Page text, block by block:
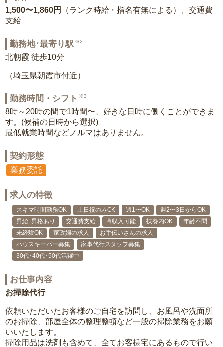
1,500〜1,860円
（ランク時給・指名有無による）、交通費
支給
勤務地･最寄り駅 ※2
北朝霞 徒歩10分
（埼玉県朝霞市付近）
勤務時間・シフト ※3
8時～20時の間で1時間〜、好きな日時に働くことができま
す。(候補の日時から選択)
最低就業時間などノルマはありません。
契約形態
業務委託
求人の特徴
スキマ時間勤務OK 土日祝のみOK 週1〜OK
週2〜3日からOK
昇給･昇格あり
交通費支給 高収入可能 扶養内OK
年齢不問
未経験OK
家政婦の求人
お手伝いさんの求人
ハウスキーパー募集
家事代行スタッフ募集
30代･40代･50代活躍中
お仕事内容
お掃除代行
依頼いただいたお客様のご自宅を訪問し、お風呂や洗面所
のお掃除、部屋全体の整理整頓など一般の掃除業務をお願
いいたします。
掃除用品は洗剤も含めて、全てお客様宅にあるもので行い